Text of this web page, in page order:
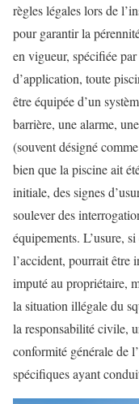
règles légales lors de
pour garantir la
en vigueur, spécifiée
d’application, toute
être équipée d’un
barrière, une alarme,
(souvent désigné
bien que la piscine ait
initiale, des signes
soulever des
équipements. L’usure,
l’accident, pourrait être
imputé au propriétaire,
la situation illégale du
la responsabilité civile,
conformité générale de
spécifiques ayant